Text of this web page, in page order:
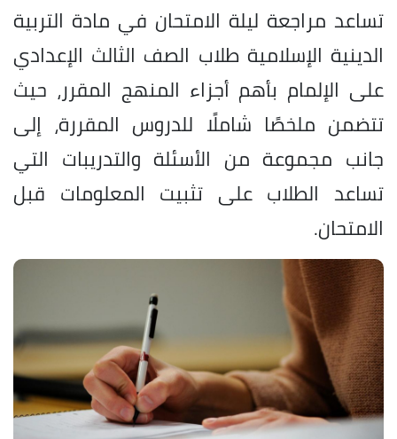
تساعد مراجعة ليلة الامتحان في مادة التربية
الدينية الإسلامية طلاب الصف الثالث الإعدادي
على الإلمام بأهم أجزاء المنهج المقرر، حيث
تتضمن ملخصًا شاملًا للدروس المقررة، إلى
جانب مجموعة من الأسئلة والتدريبات التي
تساعد الطلاب على تثبيت المعلومات قبل
الامتحان.